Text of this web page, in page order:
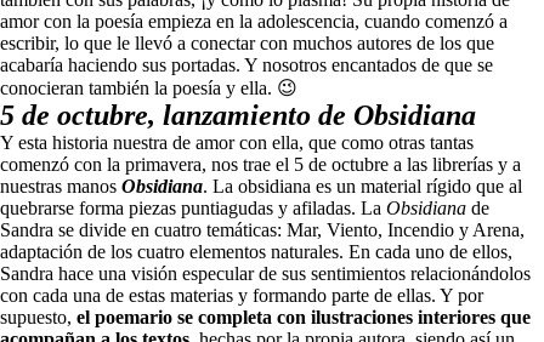
amor con la poesía empieza en la adolescencia, cuando comenzó a
escribir, lo que le llevó a conectar con muchos autores de los que
acabaría haciendo sus portadas. Y nosotros encantados de que se
conocieran también la poesía y ella. 😉
5 de octubre, lanzamiento de Obsidiana
Y esta historia nuestra de amor con ella, que como otras tantas
comenzó con la primavera, nos trae el 5 de octubre a las librerías y a
nuestras manos Obsidiana. La obsidiana es un material rígido que al
quebrarse forma piezas puntiagudas y afiladas. La Obsidiana de
Sandra se divide en cuatro temáticas: Mar, Viento, Incendio y Arena,
adaptación de los cuatro elementos naturales. En cada uno de ellos,
Sandra hace una visión especular de sus sentimientos relacionándolos
con cada una de estas materias y formando parte de ellas. Y por
supuesto, el poemario se completa con ilustraciones interiores que